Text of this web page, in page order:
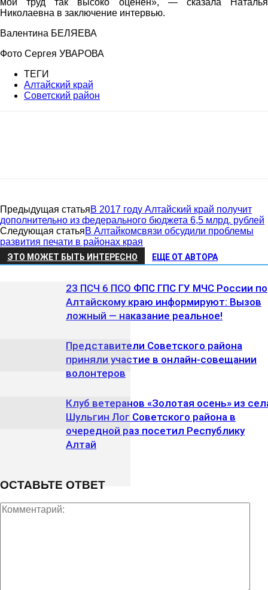
Николаевна в заключение интервью.
Валентина БЕЛЯЕВА
Фото Сергея УВАРОВА
ТЕГИ
Алтайский край
Советский район
Предыдущая статьяВ 2017 году Алтайский край получит
дополнительно из федерального бюджета 6,5 млрд. рублей
Следующая статьяВ Алтайкомсвязи обсудили проблемы
развития печати в районах края
ЭТО МОЖЕТ БЫТЬ ИНТЕРЕСНО ЕЩЕ ОТ АВТОРА
23 ПСЧ 6 ПСО ФПС ГПС ГУ МЧС России по
Алтайскому краю информируют: Вызов
ложный — наказание реальное!
Представители Советского района
приняли участие в онлайн-совещании
волонтеров
Клуб ветеранов «Золотая осень» из
Шульгин Лог Советского района в
очередной раз посетил Республику
Алтай
ОСТАВЬТЕ ОТВЕТ